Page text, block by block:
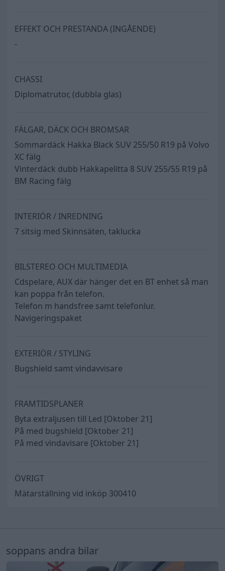
EFFEKT OCH PRESTANDA (INGÅENDE)
-
CHASSI
Diplomatrutor, (dubbla glas)
FÄLGAR, DÄCK OCH BROMSAR
Sommardäck Hakka Black SUV 255/50 R19 på Volvo
XC fälg
Vinterdäck dubb Hakkapelitta 8 SUV 255/55 R19 på
BM Racing fälg
INTERIÖR / INREDNING
7 sitsig med Skinnsäten, taklucka
BILSTEREO OCH MULTIMEDIA
Cdspelare, AUX där hänger det en BT enhet så man
kan poppa från telefon.
Telefon m handsfree samt telefonlur.
Navigeringspaket
EXTERIÖR / STYLING
Bugshield samt vindavvisare
FRAMTIDSPLANER
Byta extraljusen till Led [Oktober 21]
På med bugshield [Oktober 21]
På med vindavisare [Oktober 21]
ÖVRIGT
Mätarställning vid inköp 300410
soppans andra bilar